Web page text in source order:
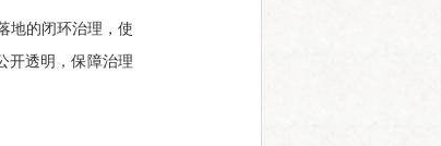
地的闭环治理，使
开透明，保障治理